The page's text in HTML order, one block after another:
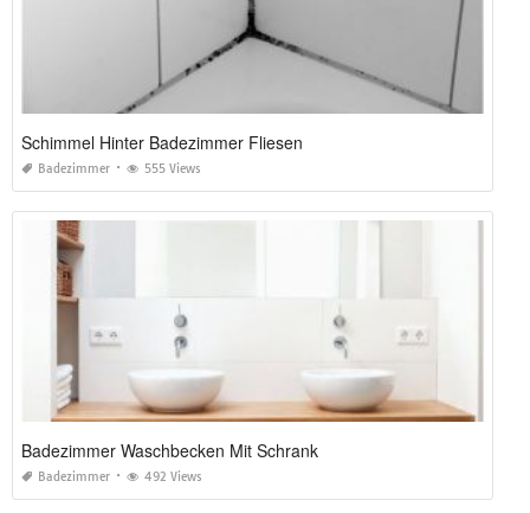
Schimmel Hinter Badezimmer Fliesen
Badezimmer 555 Views
Badezimmer Waschbecken Mit Schrank
Badezimmer 492 Views